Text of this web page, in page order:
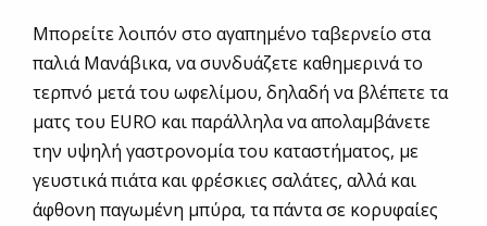
Μπορείτε λοιπόν στο αγαπημένο ταβερνείο στα
παλιά Μανάβικα, να συνδυάζετε καθημερινά το
τερπνό μετά του ωφελίμου, δηλαδή να βλέπετε τα
ματς του ΕURO και παράλληλα να απολαμβάνετε
την υψηλή γαστρονομία του καταστήματος, με
γευστικά πιάτα και φρέσκιες σαλάτες, αλλά και
άφθονη παγωμένη μπύρα, τα πάντα σε κορυφαίες